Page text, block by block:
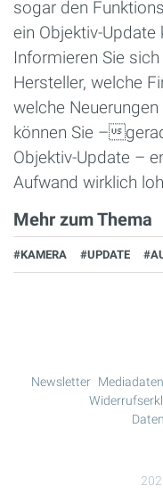
sogar den
ein Objektiv-Update
Informieren Sie
Hersteller, welche
welche
können Sie –
Objektiv-Update –
Aufwand wirklich
Mehr zum Thema
#KAMERA #UPDATE
Newsletter Mediadaten